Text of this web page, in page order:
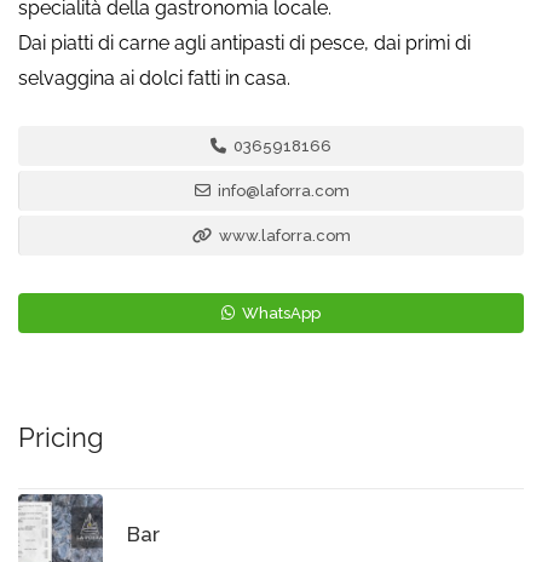
specialità della gastronomia locale.
Dai piatti di carne agli antipasti di pesce, dai primi di
selvaggina ai dolci fatti in casa.
0365918166
info@laforra.com
www.laforra.com
WhatsApp
Pricing
Bar